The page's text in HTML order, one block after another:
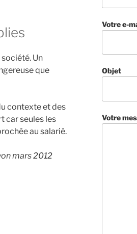
Un
que
contexte et des
car seules les
au salarié.
mars 2012
Votre e-
Objet
Votre